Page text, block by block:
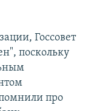
Госсовет
поскольку
про